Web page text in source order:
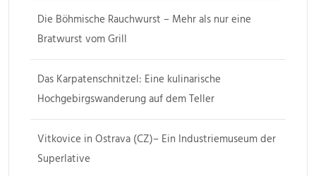
Die Böhmische Rauchwurst – Mehr als nur eine
Bratwurst vom Grill
Das Karpatenschnitzel: Eine kulinarische
Hochgebirgswanderung auf dem Teller
Vitkovice in Ostrava (CZ)– Ein Industriemuseum der
Superlative